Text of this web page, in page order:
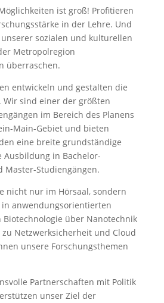
ist groß! Profitieren
in der Lehre. Und
unserer sozialen und kulturellen
Metropolregion
überraschen.
entwickeln und gestalten die
Wir sind einer der größten
im Bereich des Planens
Main-Gebiet und bieten
eine breite grundständige
Ausbildung in Bachelor-
Master-Studiengängen.
nicht nur im Hörsaal, sondern
anwendungsorientierten
Biotechnologie über Nanotechnik
zu Netzwerksicherheit und Cloud
unsere Forschungsthemen
Partnerschaften mit Politik
unser Ziel der